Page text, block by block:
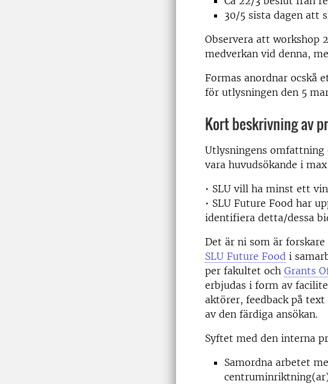
30/5 sista dagen att
Observera att workshop
medverkan vid denna,
Formas anordnar ocskå
för utlysningen den 5
Kort beskrivning av
Utlysningens omfattning
vara huvudsökande i
• SLU vill ha minst ett
• SLU Future Food har
identifiera detta/dessa
Det är ni som är
SLU Future Food i
per fakultet och Grants
erbjudas i form av
aktörer, feedback på
av den färdiga ansökan.
Syftet med den interna
Samordna arbetet